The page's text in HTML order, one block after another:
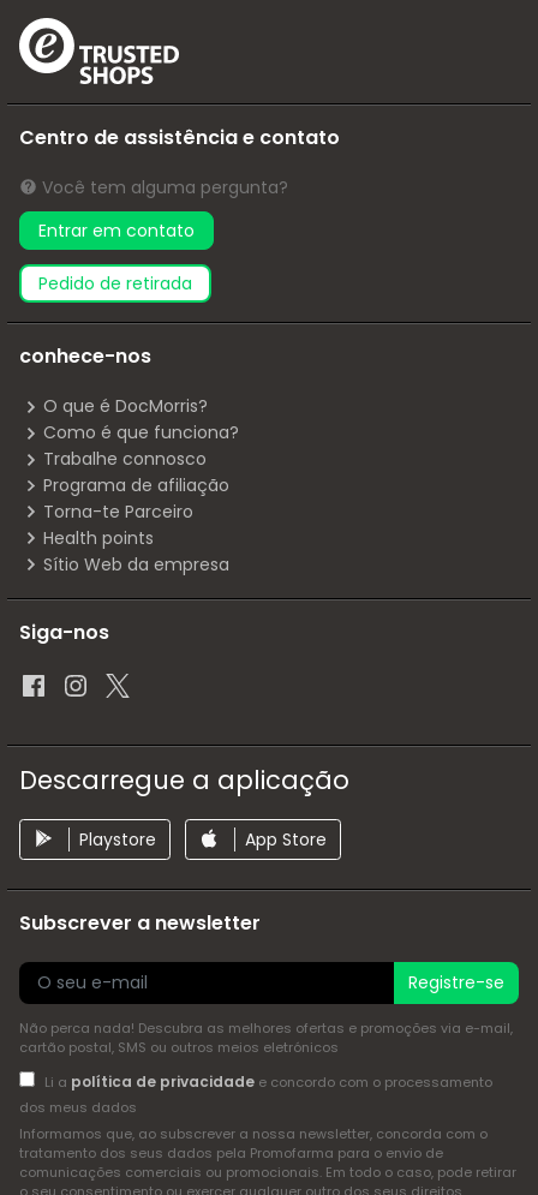
Centro de assistência e contato
Você tem alguma pergunta?
Entrar em contato
pedido de retirada
conhece-nos
O que é DocMorris?
Como é que funciona?
Trabalhe connosco
Programa de afiliação
Torna-te Parceiro
Health points
Sítio Web da empresa
Siga-nos
Descarregue a aplicação
Playstore App Store
Subscrever a newsletter
Registre-se
Não perca nada! Descubra as melhores ofertas e promoções via e-mail,
cartão postal, SMS ou outros meios eletrónicos
Li a política de privacidadee concordo com o processamento
dos meus dados
Informamos que, ao subscrever a nossa newsletter, concorda com o
tratamento dos seus dados pela Promofarma para o envio de
comunicações comerciais ou promocionais. Em todo o caso, pode retirar